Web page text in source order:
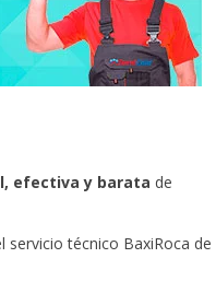
efectiva y barata de
servicio técnico BaxiRoca de